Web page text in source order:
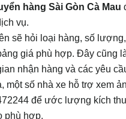
hàng Sài Gòn Cà Mau
vụ.
sẽ hỏi loại hàng, số
giá phù hợp. Đây cũng
nhận hàng và các yêu
một số nhà xe hỗ trợ xem
để ước lượng kích
phù hợp.